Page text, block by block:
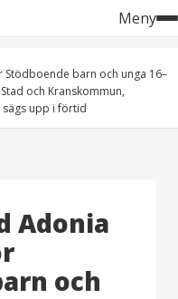
Meny
barn och unga 16–
och Kranskommun,
sägs upp i förtid
Adonia
och